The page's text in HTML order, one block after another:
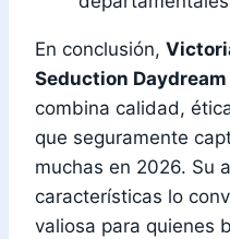
En conclusión,
Seduction Daydream
combina calidad,
que seguramente
muchas en 2026. Su
características lo
valiosa para quienes